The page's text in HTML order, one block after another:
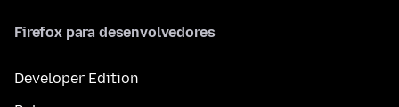
Firefox para desenvolvedores
Developer Edition